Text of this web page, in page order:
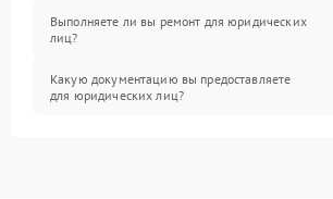
Выполняете ли вы ремонт для юридических
лиц?
Какую документацию вы предоставляете
для юридических лиц?